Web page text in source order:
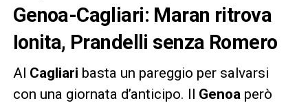
Genoa-Cagliari: Maran ritrova
Ionita, Prandelli senza Romero
Al Cagliari basta un pareggio per salvarsi
con una giornata d’anticipo. Il Genoa però